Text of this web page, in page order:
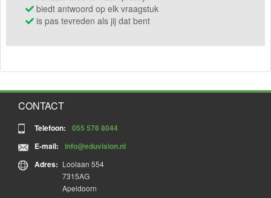
biedt antwoord op elk vraagstuk
is pas tevreden als jij dat bent
CONTACT
Telefoon:
055 576 8044
E-mail:
info@eduvision.nl
Adres: Loolaan 554
7315AG
Apeldoorn